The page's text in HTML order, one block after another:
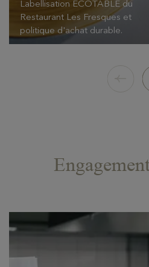
Labellisation ECOTABLE du
Restaurant Les Fresques et
politique d'achat durable.